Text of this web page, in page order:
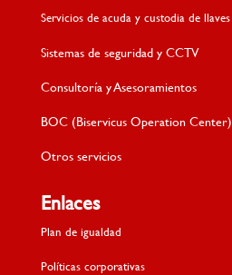
Servicios de acuda y custodia de llaves
Sistemas de seguridad y CCTV
Consultoría y Asesoramientos
BOC (Biservicus Operation Center)
Otros servicios
Enlaces
Plan de igualdad
Políticas corporativas